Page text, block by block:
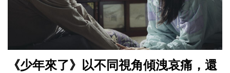
《少年來了》以不同視角傾洩哀痛，還